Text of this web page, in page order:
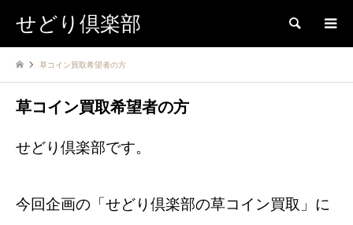
せどり倶楽部 検索
草コイン買取希望者の方
草コイン買取希望者の方
せどり倶楽部です。
今回企画の「せどり倶楽部の草コイン買取」に